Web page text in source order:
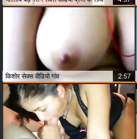
किशोर सेक्स वीडियो गांव 2:57